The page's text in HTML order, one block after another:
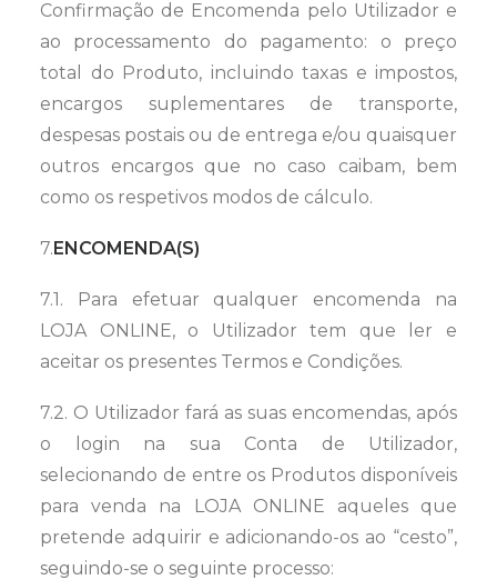
Confirmação de Encomenda pelo Utilizador e
ao processamento do pagamento: o preço
total do Produto, incluindo taxas e impostos,
encargos suplementares de transporte,
despesas postais ou de entrega e/ou quaisquer
outros encargos que no caso caibam, bem
como os respetivos modos de cálculo.
7.ENCOMENDA(S)
7.1. Para efetuar qualquer encomenda na
LOJA ONLINE, o Utilizador tem que ler e
aceitar os presentes Termos e Condições.
7.2. O Utilizador fará as suas encomendas, após
o login na sua Conta de Utilizador,
selecionando de entre os Produtos disponíveis
para venda na LOJA ONLINE aqueles que
pretende adquirir e adicionando-os ao “cesto”,
seguindo-se o seguinte processo: